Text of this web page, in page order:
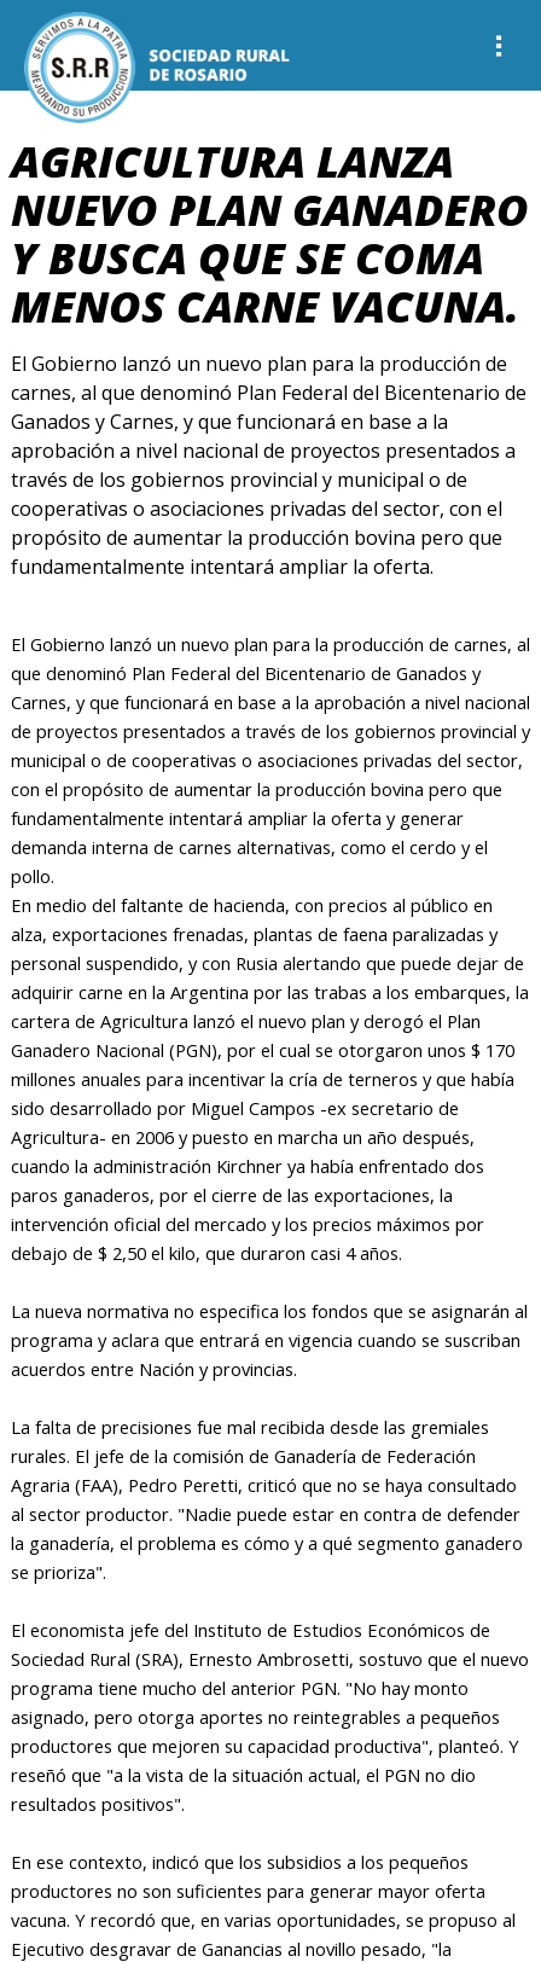
AGRICULTURA LANZA
NUEVO PLAN GANADERO
Y BUSCA QUE SE COMA
MENOS CARNE VACUNA.
El Gobierno lanzó un nuevo plan para la producción de
carnes, al que denominó Plan Federal del Bicentenario de
Ganados y Carnes, y que funcionará en base a la
aprobación a nivel nacional de proyectos presentados a
través de los gobiernos provincial y municipal o de
cooperativas o asociaciones privadas del sector, con el
propósito de aumentar la producción bovina pero que
fundamentalmente intentará ampliar la oferta.
El Gobierno lanzó un nuevo plan para la producción de carnes, al
que denominó Plan Federal del Bicentenario de Ganados y
Carnes, y que funcionará en base a la aprobación a nivel nacional
de proyectos presentados a través de los gobiernos provincial y
municipal o de cooperativas o asociaciones privadas del sector,
con el propósito de aumentar la producción bovina pero que
fundamentalmente intentará ampliar la oferta y generar
demanda interna de carnes alternativas, como el cerdo y el
pollo.
En medio del faltante de hacienda, con precios al público en
alza, exportaciones frenadas, plantas de faena paralizadas y
personal suspendido, y con Rusia alertando que puede dejar de
adquirir carne en la Argentina por las trabas a los embarques, la
cartera de Agricultura lanzó el nuevo plan y derogó el Plan
Ganadero Nacional (PGN), por el cual se otorgaron unos $ 170
millones anuales para incentivar la cría de terneros y que había
sido desarrollado por Miguel Campos -ex secretario de
Agricultura- en 2006 y puesto en marcha un año después,
cuando la administración Kirchner ya había enfrentado dos
paros ganaderos, por el cierre de las exportaciones, la
intervención oficial del mercado y los precios máximos por
debajo de $ 2,50 el kilo, que duraron casi 4 años.
La nueva normativa no especifica los fondos que se asignarán al
programa y aclara que entrará en vigencia cuando se suscriban
acuerdos entre Nación y provincias.
La falta de precisiones fue mal recibida desde las gremiales
rurales. El jefe de la comisión de Ganadería de Federación
Agraria (FAA), Pedro Peretti, criticó que no se haya consultado
al sector productor. "Nadie puede estar en contra de defender
la ganadería, el problema es cómo y a qué segmento ganadero
se prioriza".
El economista jefe del Instituto de Estudios Económicos de
Sociedad Rural (SRA), Ernesto Ambrosetti, sostuvo que el nuevo
programa tiene mucho del anterior PGN. "No hay monto
asignado, pero otorga aportes no reintegrables a pequeños
productores que mejoren su capacidad productiva", planteó. Y
reseñó que "a la vista de la situación actual, el PGN no dio
resultados positivos".
En ese contexto, indicó que los subsidios a los pequeños
productores no son suficientes para generar mayor oferta
vacuna. Y recordó que, en varias oportunidades, se propuso al
Ejecutivo desgravar de Ganancias al novillo pesado, "la